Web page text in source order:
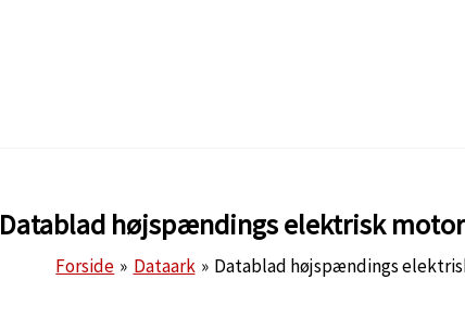
Datablad højspændings elektrisk motor
Forside Dataark Datablad højspændings